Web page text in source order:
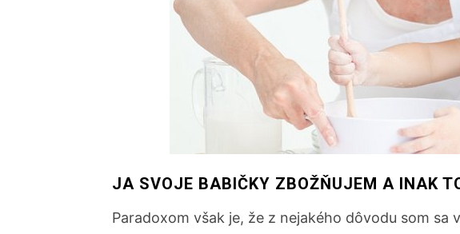
JA SVOJE BABIČKY ZBOŽŇUJEM A INAK
Paradoxom však je, že z nejakého dôvodu som